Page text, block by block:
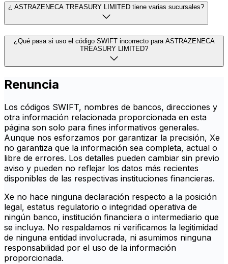
¿ ASTRAZENECA TREASURY LIMITED tiene varias sucursales?
¿Qué pasa si uso el código SWIFT incorrecto para ASTRAZENECA
TREASURY LIMITED?
Renuncia
Los códigos SWIFT, nombres de bancos, direcciones y
otra información relacionada proporcionada en esta
página son solo para fines informativos generales.
Aunque nos esforzamos por garantizar la precisión, Xe
no garantiza que la información sea completa, actual o
libre de errores. Los detalles pueden cambiar sin previo
aviso y pueden no reflejar los datos más recientes
disponibles de las respectivas instituciones financieras.
Xe no hace ninguna declaración respecto a la posición
legal, estatus regulatorio o integridad operativa de
ningún banco, institución financiera o intermediario que
se incluya. No respaldamos ni verificamos la legitimidad
de ninguna entidad involucrada, ni asumimos ninguna
responsabilidad por el uso de la información
proporcionada.